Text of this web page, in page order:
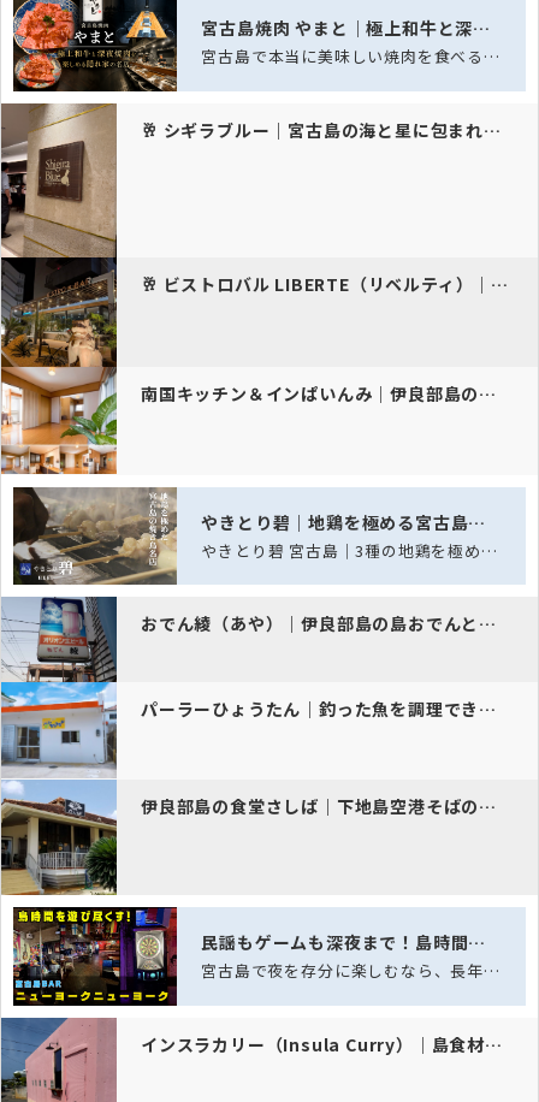
🥂 シギラブルー｜宮古島の海と星に包まれる、特別な鉄…
🥂 ビストロバル LIBERTE（リベルティ）｜宮古…
南国キッチン＆インぱいんみ｜伊良部島の創作料理と宿
おでん綾（あや）｜伊良部島の島おでんと家庭料理の居酒屋
パーラーひょうたん｜釣った魚を調理できる伊良部島の食堂
伊良部島の食堂さしば｜下地島空港そばの人気店
インスラカリー（Insula Curry）｜島食材×スパイス香る伊良…
宮古島焼肉 やまと｜極上和牛と深夜焼肉を楽しめる隠れ家の名店
宮古島で本当に美味しい焼肉を食べるなら「宮古島焼肉 やまと」。美しいサシが入った…
やきとり碧｜地鶏を極める宮古島の焼鳥処
やきとり碧 宮古島｜3種の地鶏を極める、宮古島の焼き鳥名店
民謡もゲームも深夜まで！島時間を遊び尽くす、老舗スポーツバー「ニュー…
宮古島で夜を存分に楽しむなら、長年愛され続ける老舗スポーツバー「ニューヨークニュ…